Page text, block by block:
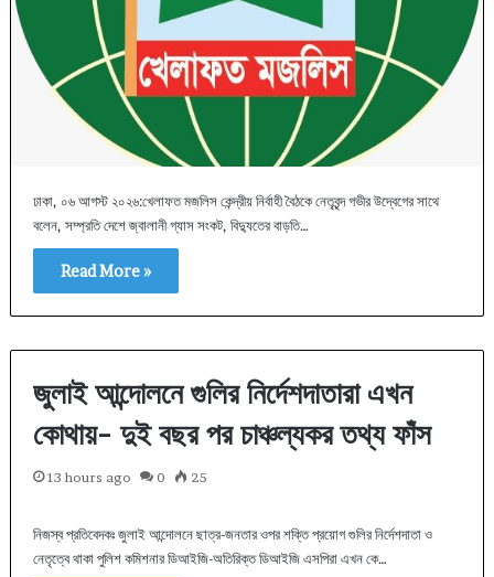
ঢাকা, ০৬ আগস্ট ২০২৬:খেলাফত মজলিস কেন্দ্রীয় নির্বাহী বৈঠকে নেতৃবৃন্দ গভীর উদ্বেগের সাথে
বলেন, সম্প্রতি দেশে জ্বালানী গ্যাস সংকট, বিদ্যুতের বাড়তি…
Read More »
জুলাই আন্দোলনে গুলির নির্দেশদাতারা এখন
কোথায়- দুই বছর পর চাঞ্চল্যকর তথ্য ফাঁস
13 hours ago 0 25
নিজস্ব প্রতিবেদকঃ জুলাই আন্দোলনে ছাত্র-জনতার ওপর শক্তি প্রয়োগ গুলির নির্দেশদাতা ও
নেতৃত্বে থাকা পুলিশ কমিশনার ডিআইজি-অতিরিক্ত ডিআইজি এসপিরা এখন কে…